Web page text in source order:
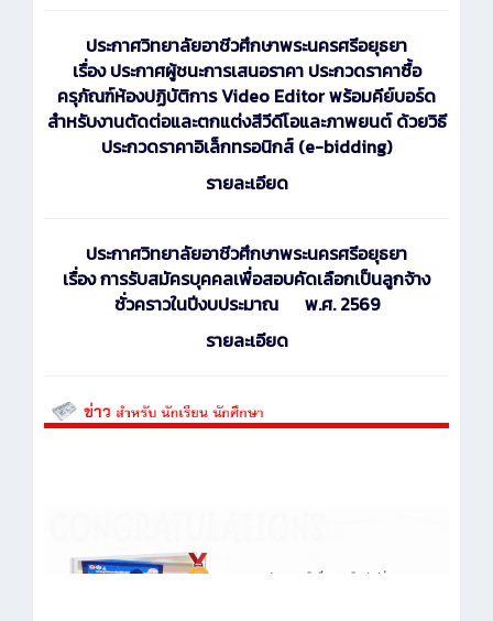
ประกาศวิทยาลัยอาชีวศึกษาพระนครศรีอยุธยา
เรื่อง ประกาศผู้ชนะการเสนอราคา ประกวดราคาซื้อ
ครุภัณฑ์ห้องปฏิบัติการ Video Editor พร้อมคีย์บอร์ด
สำหรับงานตัดต่อและตกแต่งสีวีดีโอและภาพยนต์ ด้วยวิธี
ประกวดราคาอิเล็กทรอนิกส์ (e-bidding)
รายละเอียด
ประกาศวิทยาลัยอาชีวศึกษาพระนครศรีอยุธยา
เรื่อง การรับสมัครบุคคลเพื่อสอบคัดเลือกเป็นลูกจ้าง
ชั่วคราวในปีงบประมาณ พ.ศ. 2569
รายละเอียด